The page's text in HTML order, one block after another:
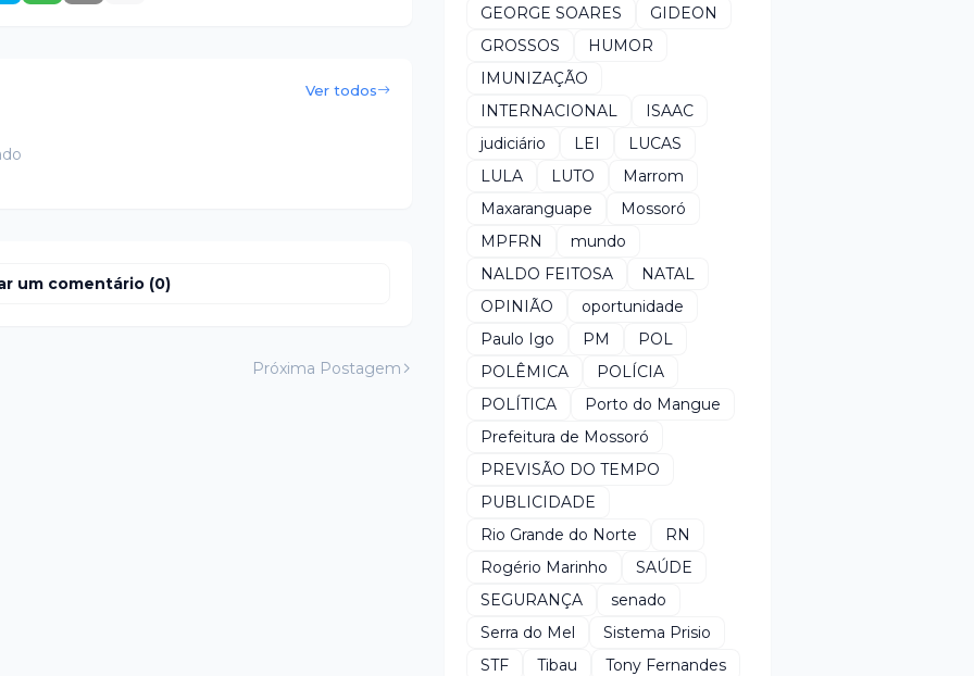
Ver todos
um comentário (0)
Próxima Postagem
GEORGE SOARES
GIDEON
GROSSOS
HUMOR
IMUNIZAÇÃO
INTERNACIONAL
ISAAC
judiciário
LEI
LUCAS
LULA
LUTO
Marrom
Maxaranguape
Mossoró
MPFRN
mundo
NALDO FEITOSA
NATAL
OPINIÃO
oportunidade
Paulo Igo
PM
POL
POLÊMICA
POLÍCIA
POLÍTICA
Porto do Mangue
Prefeitura de Mossoró
PREVISÃO DO TEMPO
PUBLICIDADE
Rio Grande do Norte
RN
Rogério Marinho
SAÚDE
SEGURANÇA
senado
Serra do Mel
Sistema Prisio
STF
Tibau Tony Fernandes